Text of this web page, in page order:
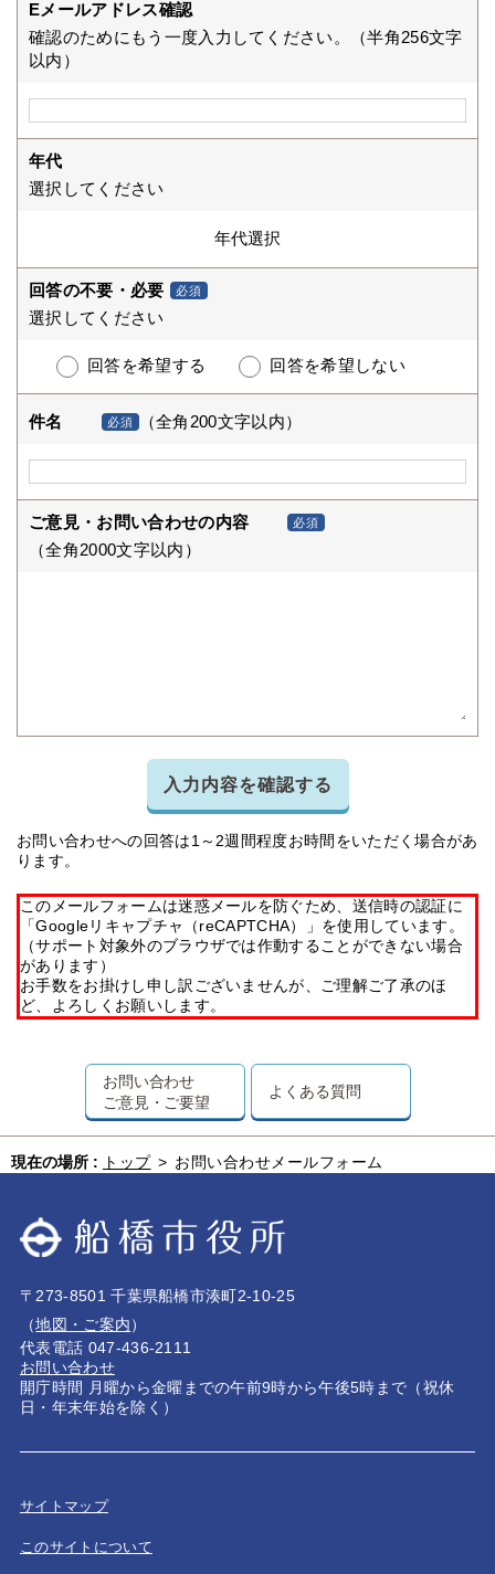
Eメールアドレス確認
確認のためにもう一度入力してください。（半角256文字
以内）
年代
選択してください
回答の不要・必要 必須
選択してください
回答を希望する 回答を希望しない
件名 必須 （全角200文字以内）
ご意見・お問い合わせの内容 必須
（全角2000文字以内）
入力内容を確認する
お問い合わせへの回答は1～2週間程度お時間をいただく場合があ
ります。
このメールフォームは迷惑メールを防ぐため、送信時の認証に
「Googleリキャプチャ（reCAPTCHA）」を使用しています。
（サポート対象外のブラウザでは作動することができない場合
があります）
お手数をお掛けし申し訳ございませんが、ご理解ご了承のほ
ど、よろしくお願いします。
お問い合わせ
ご意見・ご要望
よくある質問
現在の場所 : トップ > お問い合わせメールフォーム
〒273-8501 千葉県船橋市湊町2-10-25
（地図・ご案内）
代表電話 047-436-2111
お問い合わせ
開庁時間 月曜から金曜までの午前9時から午後5時まで（祝休
日・年末年始を除く）
サイトマップ
このサイトについて